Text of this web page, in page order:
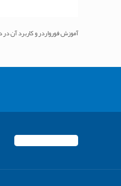
آموزش فورواردر و کاربرد آن